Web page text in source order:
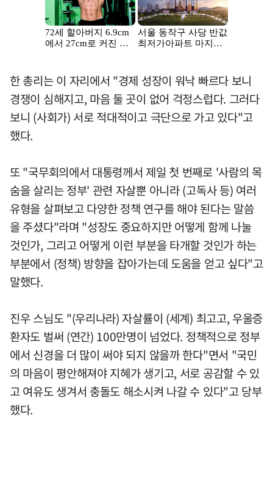
한 총리는 이 자리에서 "경제 성장이 워낙 빠르다 보니
경쟁이 심해지고, 마음 둘 곳이 없어 걱정스럽다. 그러다
보니 (사회가) 서로 적대적이고 극단으로 가고 있다"고
했다.
또 "국무회의에서 대통령께서 제일 첫 번째로 '사람의 목
숨을 살리는 정부' 관련 자살뿐 아니라 (고독사 등) 여러
유형을 살펴보고 다양한 정책 연구를 해야 된다는 말씀
을 주셨다"라며 "성장도 중요하지만 어떻게 함께 나눌
것인가, 그리고 어떻게 이런 부분을 타개할 것인가 하는
부분에서 (정책) 방향을 잡아가는데 도움을 얻고 싶다"고
말했다.
진우 스님도 "(우리나라) 자살률이 (세계) 최고고, 우울증
환자도 벌써 (연간) 100만명이 넘었다. 정책적으로 정부
에서 신경을 더 많이 써야 되지 않을까 한다"면서 "국민
의 마음이 평안해져야 지혜가 생기고, 서로 공감할 수 있
고 여유도 생겨서 충돌도 해소시켜 나갈 수 있다"고 당부
했다.